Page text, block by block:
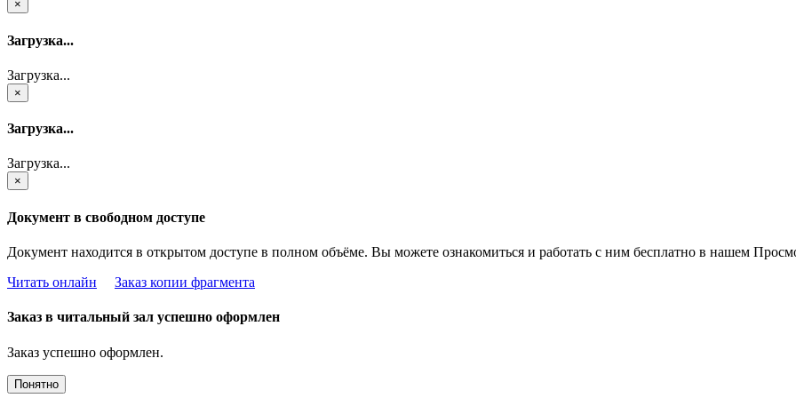
×
Загрузка...
Загрузка...
×
Загрузка...
Загрузка...
×
Документ в свободном доступе
Документ находится в открытом доступе в полном объёме. Вы можете ознакомиться и работать с ним бесплатно в нашем
Читать онлайн
Заказ копии фрагмента
Заказ в читальный зал успешно оформлен
Заказ успешно оформлен.
Понятно